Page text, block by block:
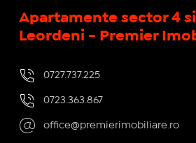
Apartamente sector 4
Leordeni - Premier
0727.737.225
0723.363.867
office@premierimobiliare.ro